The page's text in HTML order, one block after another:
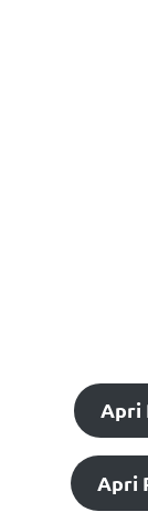
Apri
Apri